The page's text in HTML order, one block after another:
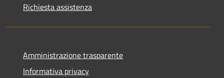
Richiesta assistenza
Amministrazione trasparente
Informativa privacy